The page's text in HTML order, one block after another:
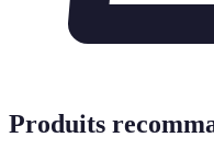
Produits